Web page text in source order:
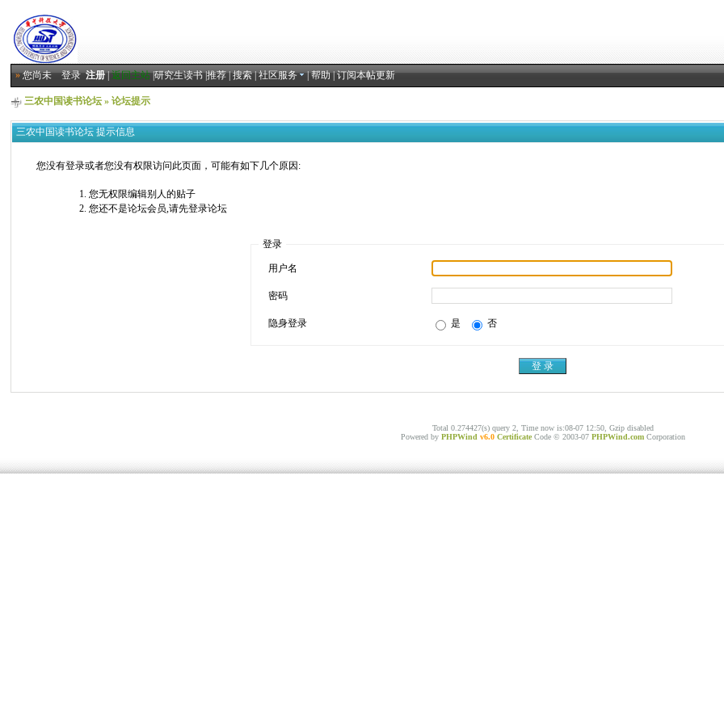
»您尚未登录 注册|返回主站|研究生读书|推荐|搜索|社区服务 |帮助|订阅本帖更新
三农中国读书论坛 » 论坛提示
三农中国读书论坛 提示信息
您没有登录或者您没有权限访问此页面，可能有如下几个原因:
您无权限编辑别人的贴子
您还不是论坛会员,请先登录论坛
登录
用户名
密码
隐身登录 是 否
Total 0.274427(s) query 2, Time now is:08-07 12:50, Gzip disabled
Powered by PHPWind v6.0 Certificate Code © 2003-07 PHPWind.com Corporation